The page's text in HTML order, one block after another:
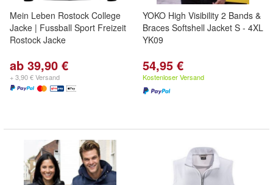
Mein Leben Rostock College
Jacke | Fussball Sport Freizeit
Rostock Jacke
ab 39,90 €
+ 3,90 € Versand
YOKO High Visibility 2 Bands &
Braces Softshell Jacket S - 4XL
YK09
54,95 €
Kostenloser Versand